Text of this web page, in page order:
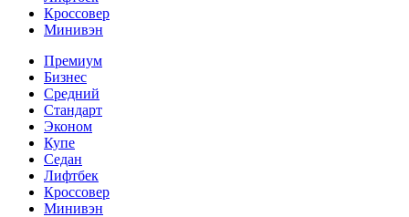
Кроссовер
Минивэн
Премиум
Бизнес
Средний
Стандарт
Эконом
Купе
Седан
Лифтбек
Кроссовер
Минивэн